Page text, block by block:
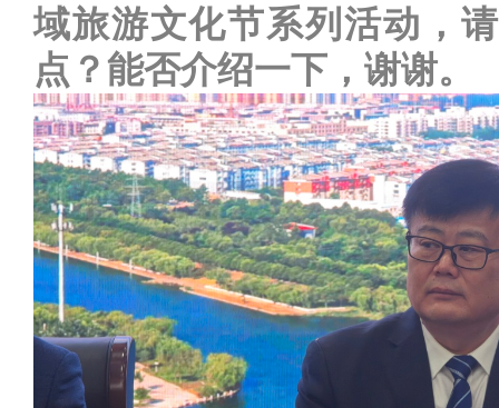
域旅游文化节系列活动，
点？能否介绍一下，谢谢。